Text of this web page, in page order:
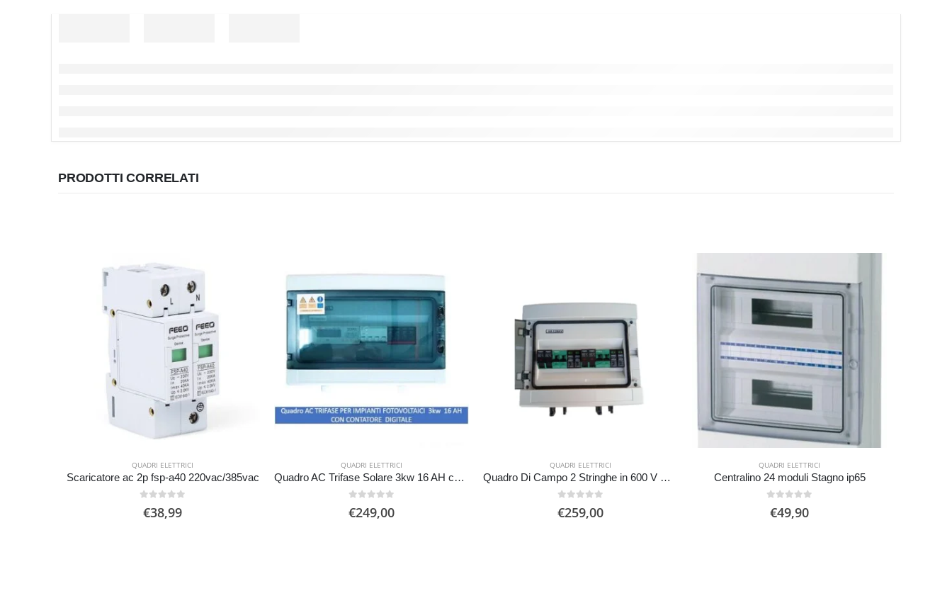
PRODOTTI CORRELATI
QUADRI ELETTRICI
Scaricatore ac 2p fsp-a40 220vac/385vac
€38,99
QUADRI ELETTRICI
Quadro AC Trifase Solare 3kw 16 AH con Contatore digitale
€249,00
QUADRI ELETTRICI
Quadro Di Campo 2 Stringhe in 600 V DC e 2 stringhe out
€259,00
QUADRI ELETTRICI
Centralino 24 moduli Stagno ip65
€49,90